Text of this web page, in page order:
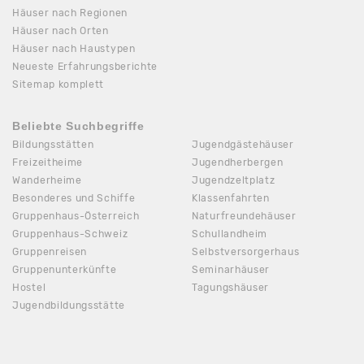
Häuser nach Regionen
Häuser nach Orten
Häuser nach Haustypen
Neueste Erfahrungsberichte
Sitemap komplett
Beliebte Suchbegriffe
Bildungsstätten
Freizeitheime
Wanderheime
Besonderes und Schiffe
Gruppenhaus-Österreich
Gruppenhaus-Schweiz
Gruppenreisen
Gruppenunterkünfte
Hostel
Jugendbildungsstätte
Jugendgästehäuser
Jugendherbergen
Jugendzeltplatz
Klassenfahrten
Naturfreundehäuser
Schullandheim
Selbstversorgerhaus
Seminarhäuser
Tagungshäuser